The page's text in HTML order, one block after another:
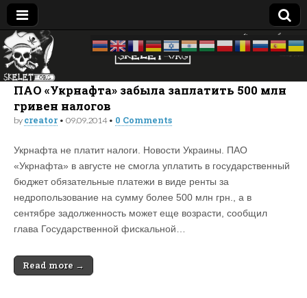
Skelet
Org
досье —
биография
—
компромат:
Украина
ПАО «Укрнафта» забыла заплатить 500 млн
гривен налогов
by creator• 09.09.2014• 0 Comments
Укрнафта не платит налоги. Новости Украины. ПАО
«Укрнафта» в августе не смогла уплатить в государственный
бюджет обязательные платежи в виде ренты за
недропользование на сумму более 500 млн грн., а в
сентябре задолженность может еще возрасти, сообщил
глава Государственной фискальной…
Read more →